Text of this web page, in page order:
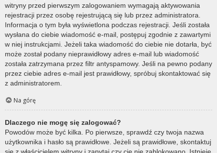
witryny przed pierwszym zalogowaniem wymagają aktywowania
rejestracji przez osobę rejestrującą się lub przez administratora.
Informacja o tym była wyświetlona podczas rejestracji. Jeśli została
wysłana do ciebie wiadomość e-mail, postępuj zgodnie z zawartymi
w niej instrukcjami. Jeżeli taka wiadomość do ciebie nie dotarła, być
może został podany nieprawidłowy adres e-mail lub wiadomość
została zatrzymana przez filtr antyspamowy. Jeśli na pewno podany
przez ciebie adres e-mail jest prawidłowy, spróbuj skontaktować się
z administratorem.
Na górę
Dlaczego nie mogę się zalogować?
Powodów może być kilka. Po pierwsze, sprawdź czy twoja nazwa
użytkownika i hasło są prawidłowe. Jeżeli są prawidłowe, skontaktuj